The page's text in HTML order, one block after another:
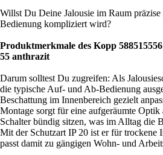
Willst Du Deine Jalousie im Raum präzise
Bedienung kompliziert wird?
Produktmerkmale des Kopp
55 anthrazit
Darum solltest Du zugreifen: Als
die typische Auf- und Ab-Bedienung
Beschattung im Innenbereich gezielt
Montage sorgt für eine aufgeräumte Optik
Schalter bündig sitzen, was im Alltag die
Mit der Schutzart IP 20 ist er für trockene
passt damit zu gängigen Wohn- und